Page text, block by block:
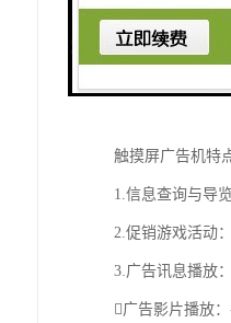
触摸屏广告机是
所如超市、商
触摸屏广告机特
1.信息查询与导
2.促销游戏活动
3.广告讯息播放：
广告影片播放